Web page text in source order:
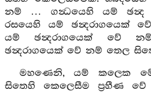
නම් … ගන්‍ධයෙහි යම් ඡන්‍ද
රසයෙහි යම් ඡන්‍දරාගයෙක්
යම් ඡන්‍දරාගයෙක් වේ
ඡන්‍දරාගයෙක් වේ නම් තෙල
මහණෙනි, යම් කලෙක
සිතෙහි කෙලෙසීම ප්‍රහීණ